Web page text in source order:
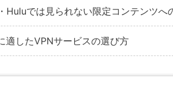
では見られない限定コンテンツへ
適したVPNサービスの選び方